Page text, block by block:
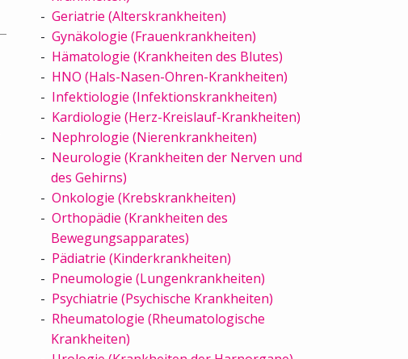
Geriatrie (Alterskrankheiten)
Gynäkologie (Frauenkrankheiten)
Hämatologie (Krankheiten des Blutes)
HNO (Hals-Nasen-Ohren-Krankheiten)
Infektiologie (Infektionskrankheiten)
Kardiologie (Herz-Kreislauf-Krankheiten)
Nephrologie (Nierenkrankheiten)
Neurologie (Krankheiten der Nerven und
des Gehirns)
Onkologie (Krebskrankheiten)
Orthopädie (Krankheiten des
Bewegungsapparates)
Pädiatrie (Kinderkrankheiten)
Pneumologie (Lungenkrankheiten)
Psychiatrie (Psychische Krankheiten)
Rheumatologie (Rheumatologische
Krankheiten)